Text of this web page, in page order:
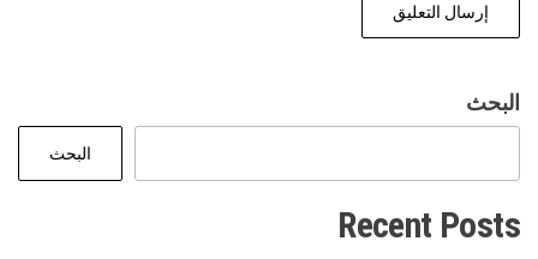
البحث
البحث
Recent Posts